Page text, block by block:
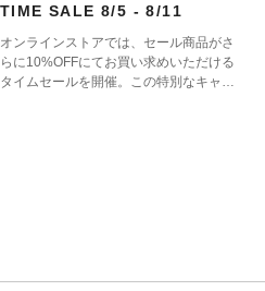
TIME SALE 8/5 - 8/11
オンラインストアでは、セール商品がさ
らに10%OFFにてお買い求めいただける
タイムセールを開催。この特別なキャン